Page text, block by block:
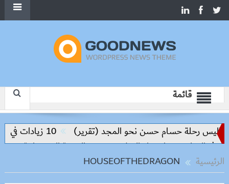
قائمة
رحلة حسام حسن نحو المجد (تقرير)
10 زيادات في 10 سنوات.. هل حان الوقت لرفع دعم البنزين نهائيا؟
التعليم مفتاح بناء السلام وتحقيق التنمية المستدامة
الرئيسية